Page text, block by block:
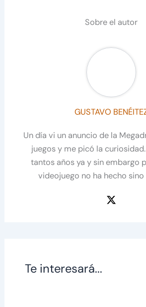
Sobre el autor
GUSTAVO
Un día vi un anuncio de la
juegos y me picó la
tantos años ya y sin embargo
videojuego no ha hecho sino
Te interesará...